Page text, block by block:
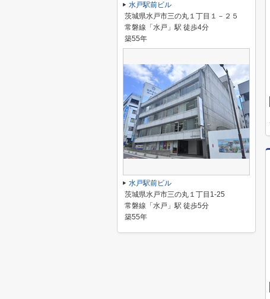
水戸駅前ビル
茨城県水戸市三の丸１丁目１－２５
常磐線「水戸」駅 徒歩4分
築55年
水戸駅前ビル
茨城県水戸市三の丸１丁目1-25
常磐線「水戸」駅 徒歩5分
築55年